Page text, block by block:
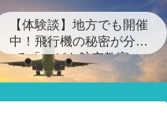
【体験談】地方でも開催
中！飛行機の秘密が分か
る「こども航空教室」